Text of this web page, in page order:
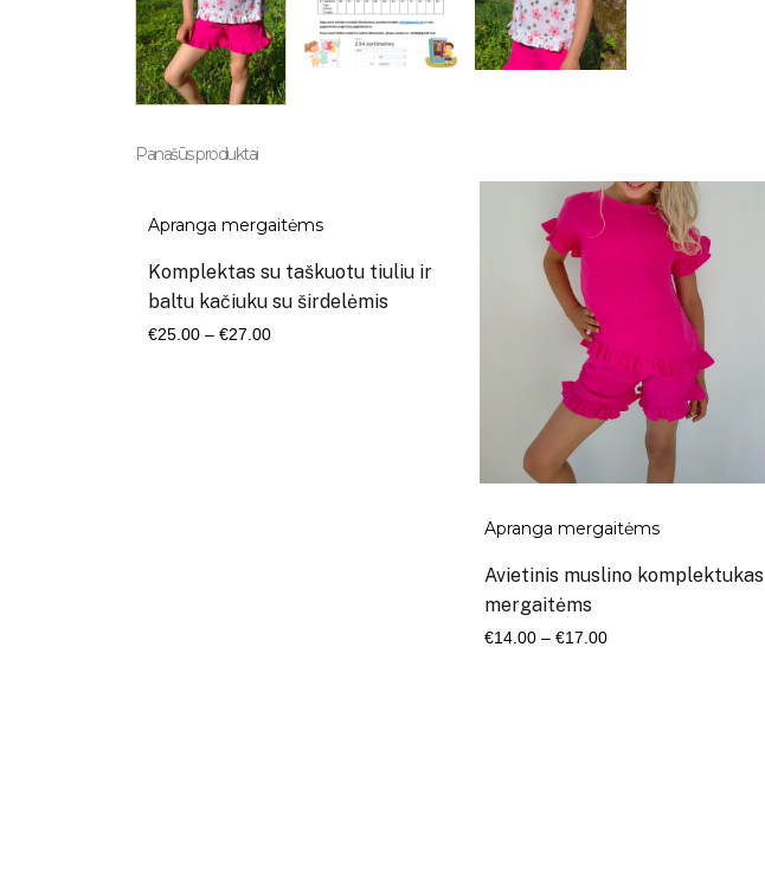
Panašūs produktai
Apranga mergaitėms
Komplektas su taškuotu tiuliu ir
baltu kačiuku su širdelėmis
€25.00 – €27.00Kaina
Apranga mergaitėms
Avietinis muslino komplektukas
mergaitėms
€14.00 – €17.00Kaina